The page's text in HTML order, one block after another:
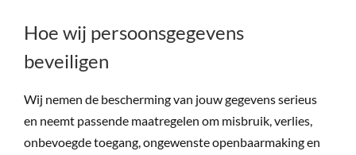
Hoe wij persoonsgegevens
beveiligen
Wij nemen de bescherming van jouw gegevens serieus
en neemt passende maatregelen om misbruik, verlies,
onbevoegde toegang, ongewenste openbaarmaking en